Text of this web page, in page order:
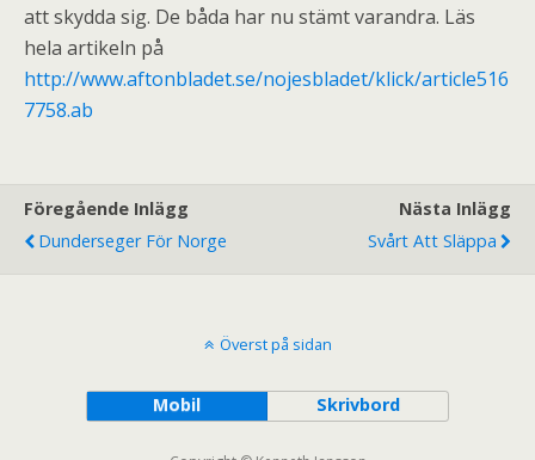
att skydda sig. De båda har nu stämt varandra. Läs
hela artikeln på
http://www.aftonbladet.se/nojesbladet/klick/article516
7758.ab
Föregående Inlägg
Dunderseger För Norge
Nästa Inlägg
Svårt Att Släppa
Överst på sidan
Mobil Skrivbord